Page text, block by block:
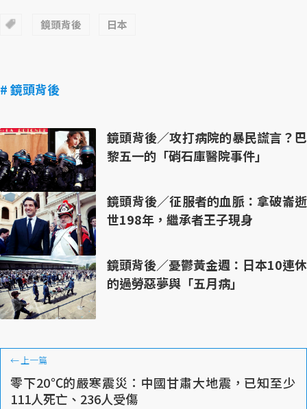
鏡頭背後 日本
# 鏡頭背後
鏡頭背後／攻打病院的暴民謊言？巴
黎五一的「硝石庫醫院事件」
鏡頭背後／征服者的血脈：拿破崙逝
世198年，繼承者王子現身
鏡頭背後／憂鬱黃金週：日本10連休
的過勞惡夢與「五月病」
←上一篇
零下20℃的嚴寒震災：中國甘肅大地震，已知至少
111人死亡、236人受傷